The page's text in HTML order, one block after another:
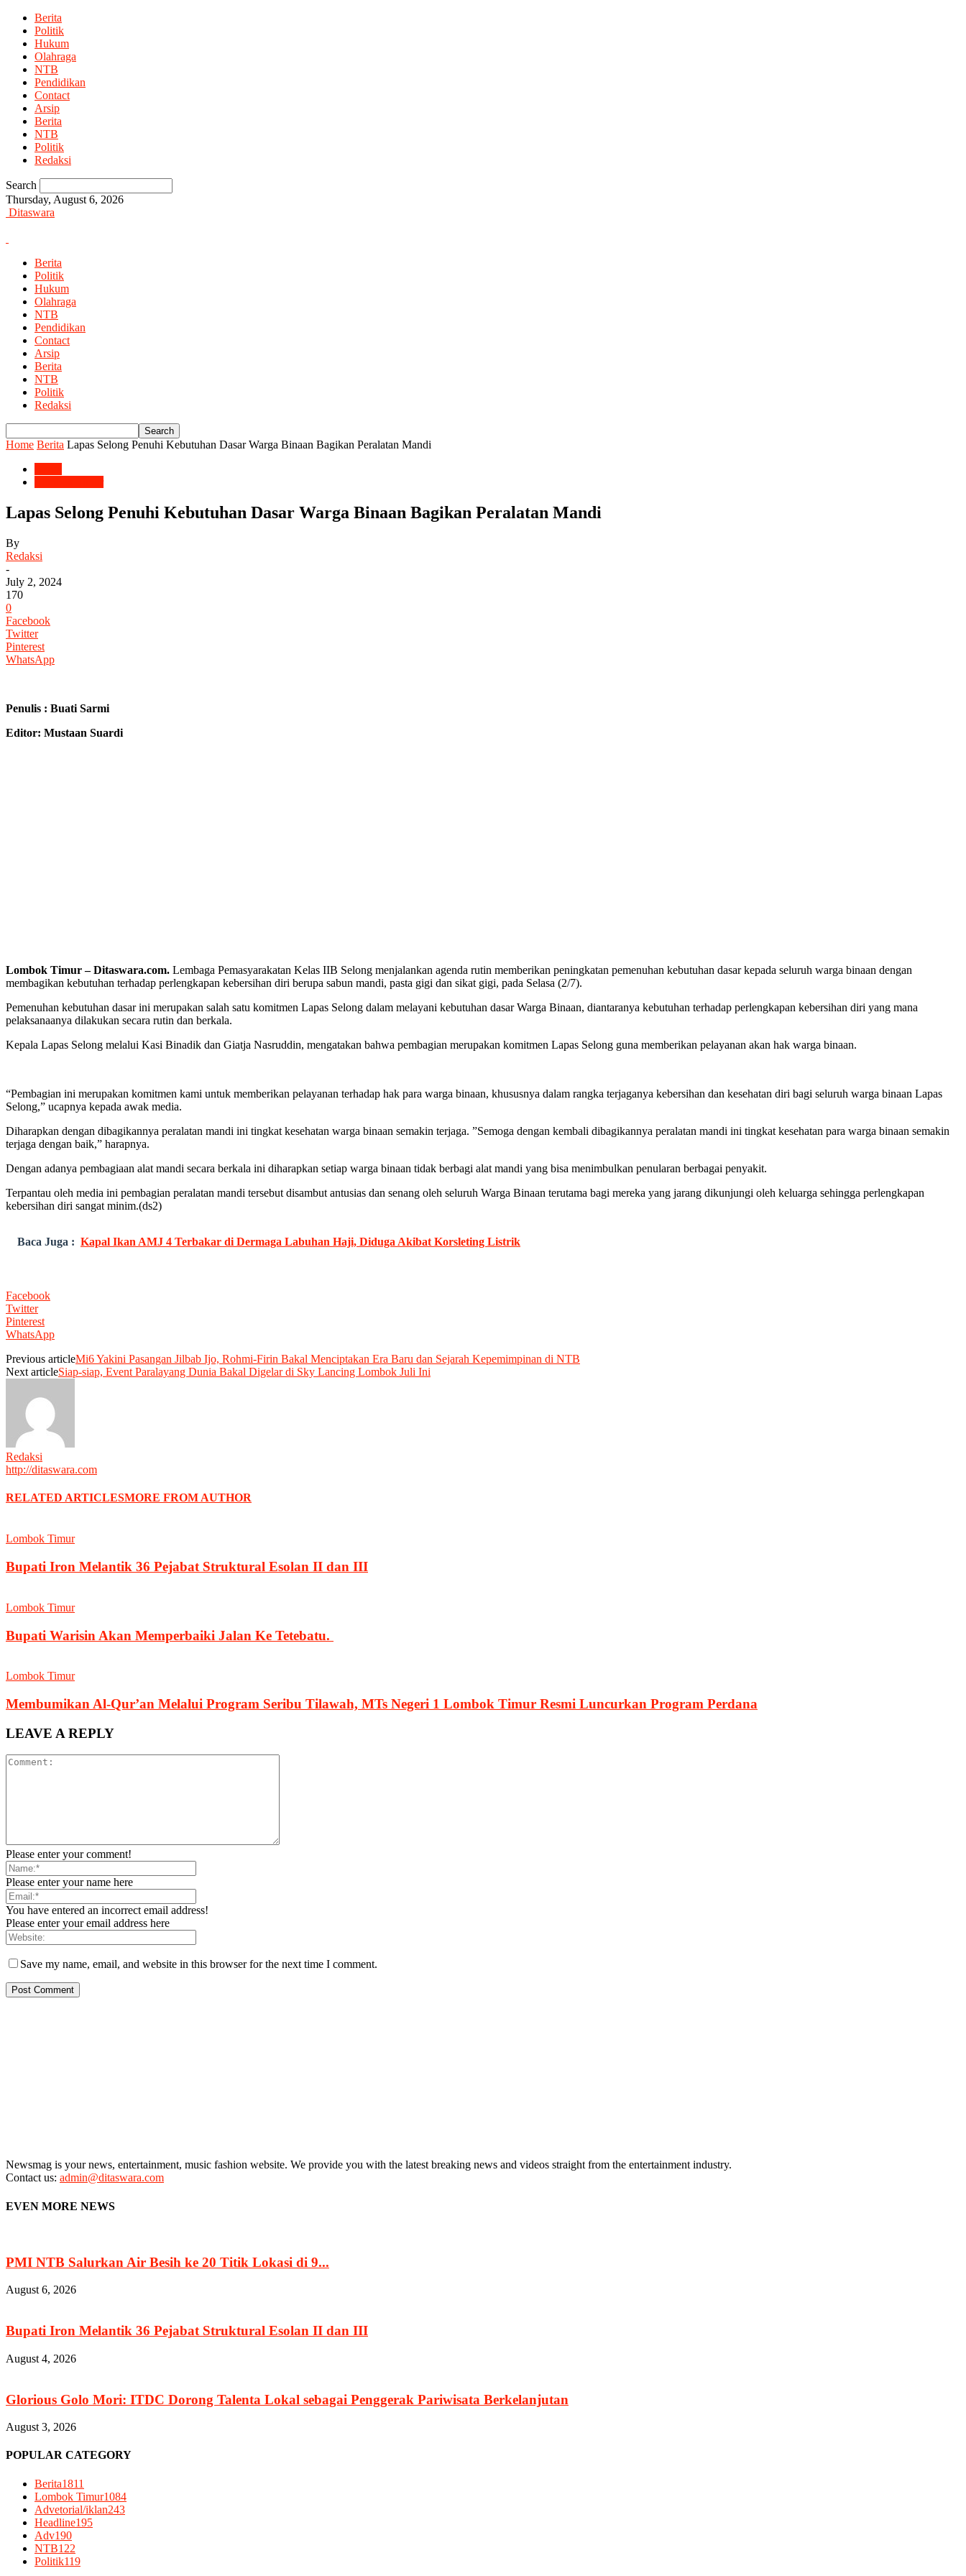
Berita
Politik
Hukum
Olahraga
NTB
Pendidikan
Contact
Arsip
Berita
NTB
Politik
Redaksi
Search
Thursday, August 6, 2026
Ditaswara
Berita
Politik
Hukum
Olahraga
NTB
Pendidikan
Contact
Arsip
Berita
NTB
Politik
Redaksi
Home Berita Lapas Selong Penuhi Kebutuhan Dasar Warga Binaan Bagikan Peralatan Mandi
Lapas Selong Penuhi Kebutuhan Dasar Warga Binaan Bagikan Peralatan Mandi
By
Redaksi
-
July 2, 2024
170
0
Facebook
Twitter
Pinterest
WhatsApp
Penulis : Buati Sarmi
Editor: Mustaan Suardi
Lombok Timur – Ditaswara.com. Lembaga Pemasyarakatan Kelas IIB Selong menjalankan agenda rutin memberikan peningkatan pemenuhan kebutuhan dasar kepada seluruh warga binaan dengan
membagikan kebutuhan terhadap perlengkapan kebersihan diri berupa sabun mandi, pasta gigi dan sikat gigi, pada Selasa (2/7).
Pemenuhan kebutuhan dasar ini merupakan salah satu komitmen Lapas Selong dalam melayani kebutuhan dasar Warga Binaan, diantaranya kebutuhan terhadap perlengkapan kebersihan diri yang mana
pelaksanaanya dilakukan secara rutin dan berkala.
Kepala Lapas Selong melalui Kasi Binadik dan Giatja Nasruddin, mengatakan bahwa pembagian merupakan komitmen Lapas Selong guna memberikan pelayanan akan hak warga binaan.
“Pembagian ini merupakan komitmen kami untuk memberikan pelayanan terhadap hak para warga binaan, khususnya dalam rangka terjaganya kebersihan dan kesehatan diri bagi seluruh warga binaan Lapas
Selong,” ucapnya kepada awak media.
Diharapkan dengan dibagikannya peralatan mandi ini tingkat kesehatan warga binaan semakin terjaga. ”Semoga dengan kembali dibagikannya peralatan mandi ini tingkat kesehatan para warga binaan semakin
terjaga dengan baik,” harapnya.
Dengan adanya pembagiaan alat mandi secara berkala ini diharapkan setiap warga binaan tidak berbagi alat mandi yang bisa menimbulkan penularan berbagai penyakit.
Terpantau oleh media ini pembagian peralatan mandi tersebut disambut antusias dan senang oleh seluruh Warga Binaan terutama bagi mereka yang jarang dikunjungi oleh keluarga sehingga perlengkapan
kebersihan diri sangat minim.(ds2)
Baca Juga : Kapal Ikan AMJ 4 Terbakar di Dermaga Labuhan Haji, Diduga Akibat Korsleting Listrik
Facebook
Twitter
Pinterest
WhatsApp
Previous articleMi6 Yakini Pasangan Jilbab Ijo, Rohmi-Firin Bakal Menciptakan Era Baru dan Sejarah Kepemimpinan di NTB
Next articleSiap-siap, Event Paralayang Dunia Bakal Digelar di Sky Lancing Lombok Juli Ini
Redaksi
http://ditaswara.com
RELATED ARTICLESMORE FROM AUTHOR
Lombok Timur
Bupati Iron Melantik 36 Pejabat Struktural Esolan II dan III
Lombok Timur
Bupati Warisin Akan Memperbaiki Jalan Ke Tetebatu.
Lombok Timur
Membumikan Al-Qur’an Melalui Program Seribu Tilawah, MTs Negeri 1 Lombok Timur Resmi Luncurkan Program Perdana
LEAVE A REPLY
Please enter your comment!
Please enter your name here
You have entered an incorrect email address!
Please enter your email address here
Save my name, email, and website in this browser for the next time I comment.
Newsmag is your news, entertainment, music fashion website. We provide you with the latest breaking news and videos straight from the entertainment industry.
Contact us: admin@ditaswara.com
EVEN MORE NEWS
PMI NTB Salurkan Air Besih ke 20 Titik Lokasi di 9...
August 6, 2026
Bupati Iron Melantik 36 Pejabat Struktural Esolan II dan III
August 4, 2026
Glorious Golo Mori: ITDC Dorong Talenta Lokal sebagai Penggerak Pariwisata Berkelanjutan
August 3, 2026
POPULAR CATEGORY
Berita1811
Lombok Timur1084
Advetorial/iklan243
Headline195
Adv190
NTB122
Politik119